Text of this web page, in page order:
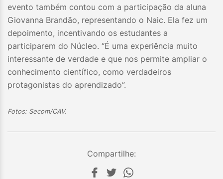
evento também contou com a participação da aluna
Giovanna Brandão, representando o Naic. Ela fez um
depoimento, incentivando os estudantes a
participarem do Núcleo. “É uma experiência muito
interessante de verdade e que nos permite ampliar o
conhecimento científico, como verdadeiros
protagonistas do aprendizado”.
Fotos: Secom/CAV.
Compartilhe: